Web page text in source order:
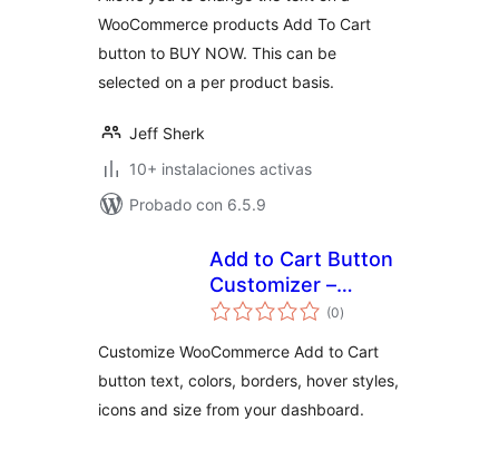
WooCommerce products Add To Cart
button to BUY NOW. This can be
selected on a per product basis.
Jeff Sherk
10+ instalaciones activas
Probado con 6.5.9
Add to Cart Button
Customizer –
SmallEasyTools
(0total
de
)
Customize WooCommerce Add to Cart
button text, colors, borders, hover styles,
icons and size from your dashboard.